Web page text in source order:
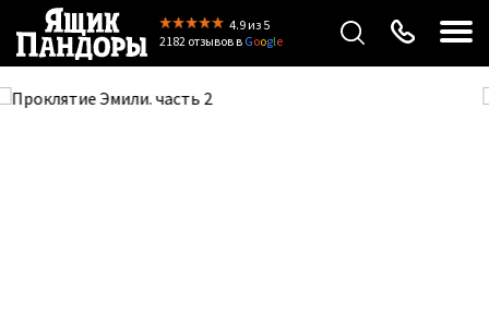
4.9из 5
2182 отзывовв Google